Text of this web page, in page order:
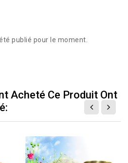
publié pour le moment.
Acheté Ce Produit Ont